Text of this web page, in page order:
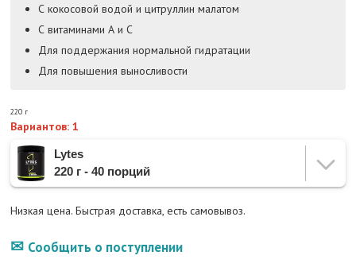
С кокосовой водой и цитруллин малатом
С витаминами А и С
Для поддержания нормальной гидратации
Для повышения выносливости
220 г
Вариантов: 1
Lytes
220 г - 40 порций
Низкая цена. Быстрая доставка, есть самовывоз.
Сообщить о поступлении